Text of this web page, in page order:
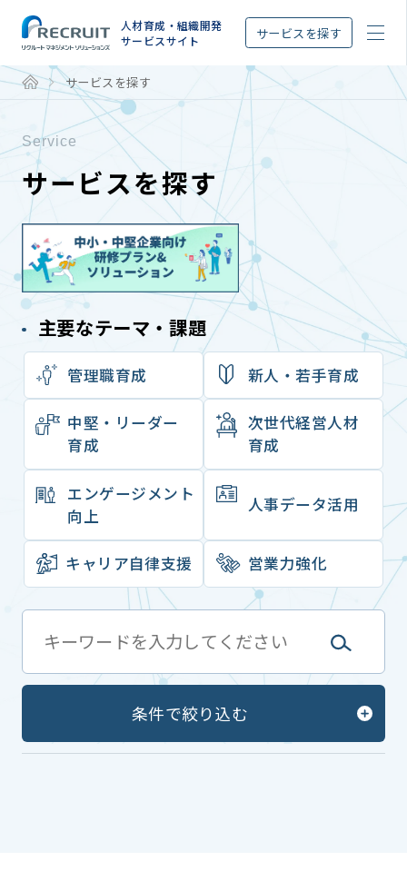
人材育成・組織開発
サービスサイト
サービスを探す
サービスを探す
Service
サービスを探す
主要なテーマ・課題
管理職育成 新⼈‧若⼿育成
中堅・リーダー
育成
次世代経営人材
育成
エンゲージメント
向上
⼈事データ活⽤
キャリア⾃律⽀援 営業力強化
条件で絞り込む